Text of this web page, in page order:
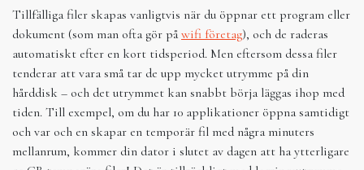
Tillfälliga filer skapas vanligtvis när du öppnar ett program eller
dokument (som man ofta gör på wifi företag), och de raderas
automatiskt efter en kort tidsperiod. Men eftersom dessa filer
tenderar att vara små tar de upp mycket utrymme på din
hårddisk – och det utrymmet kan snabbt börja läggas ihop med
tiden. Till exempel, om du har 10 applikationer öppna samtidigt
och var och en skapar en temporär fil med några minuters
mellanrum, kommer din dator i slutet av dagen att ha ytterligare